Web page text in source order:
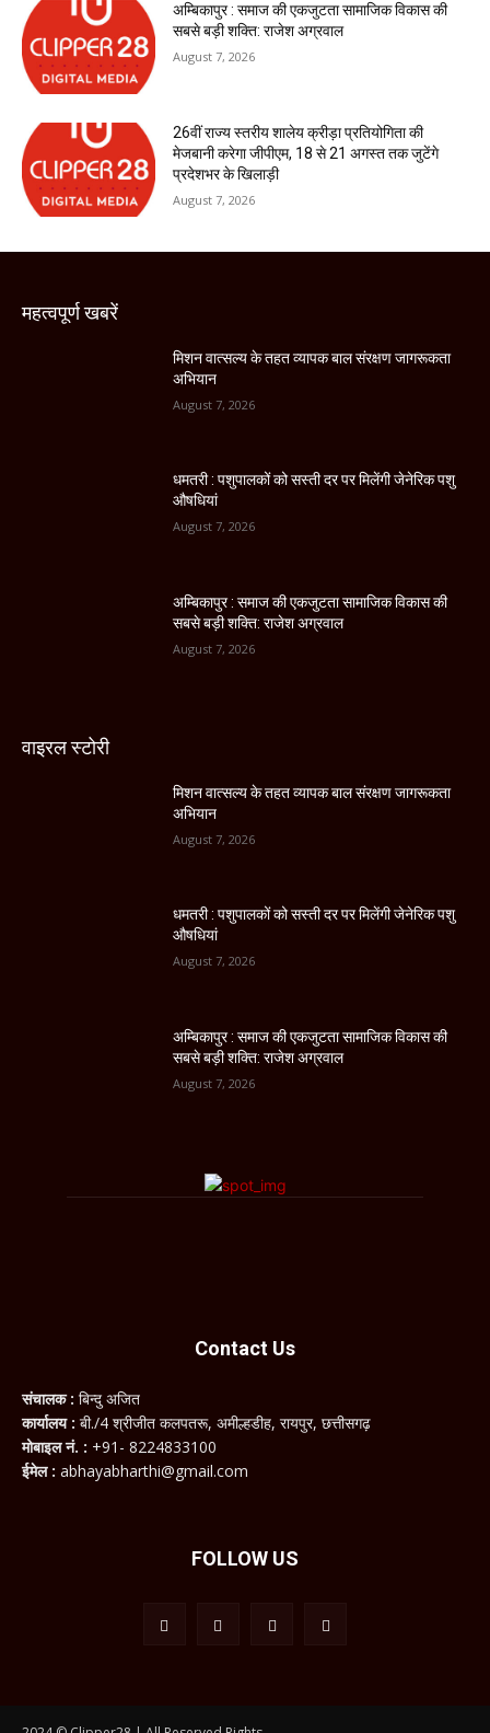
अम्बिकापुर : समाज की एकजुटता सामाजिक विकास की
सबसे बड़ी शक्ति: राजेश अग्रवाल
August 7, 2026
26वीं राज्य स्तरीय शालेय क्रीड़ा प्रतियोगिता की
मेजबानी करेगा जीपीएम, 18 से 21 अगस्त तक जुटेंगे
प्रदेशभर के खिलाड़ी
August 7, 2026
महत्वपूर्ण खबरें
मिशन वात्सल्य के तहत व्यापक बाल संरक्षण जागरूकता
अभियान
August 7, 2026
धमतरी : पशुपालकों को सस्ती दर पर मिलेंगी जेनेरिक पशु
औषधियां
August 7, 2026
अम्बिकापुर : समाज की एकजुटता सामाजिक विकास की
सबसे बड़ी शक्ति: राजेश अग्रवाल
August 7, 2026
वाइरल स्टोरी
मिशन वात्सल्य के तहत व्यापक बाल संरक्षण जागरूकता
अभियान
August 7, 2026
धमतरी : पशुपालकों को सस्ती दर पर मिलेंगी जेनेरिक पशु
औषधियां
August 7, 2026
अम्बिकापुर : समाज की एकजुटता सामाजिक विकास की
सबसे बड़ी शक्ति: राजेश अग्रवाल
August 7, 2026
Contact Us
संचालक : बिन्दु अजित
कार्यालय : बी./4 श्रीजीत कलपतरू, अमील्हडीह, रायपुर, छत्तीसगढ़
मोबाइल नं. : +91- 8224833100
ईमेल : abhayabharthi@gmail.com
FOLLOW US